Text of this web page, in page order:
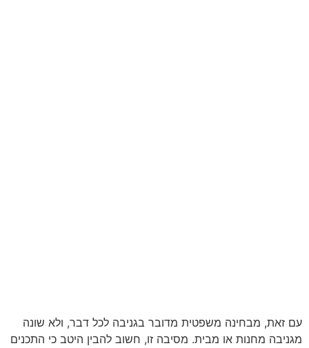
עם זאת, מבחינה משפטית מדובר בגניבה לכל דבר, ולא שונה
מגניבה מחנות או מבית. מסיבה זו, חשוב להבין היטב כי התכנים